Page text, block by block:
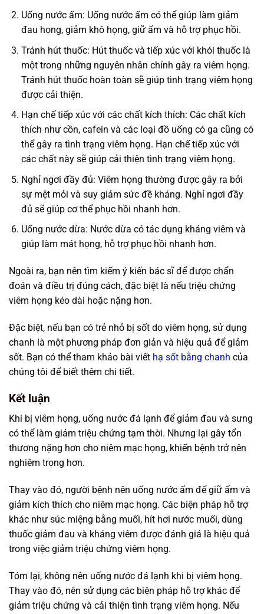
Uống nước ấm: Uống nước ấm có thể giúp làm giảm
đau họng, giảm khô họng, giữ ẩm và hỗ trợ phục hồi.
Tránh hút thuốc: Hút thuốc và tiếp xúc với khói thuốc là
một trong những nguyên nhân chính gây ra viêm họng.
Tránh hút thuốc hoàn toàn sẽ giúp tình trạng viêm họng
được cải thiện.
Hạn chế tiếp xúc với các chất kích thích: Các chất kích
thích như cồn, cafein và các loại đồ uống có ga cũng có
thể gây ra tình trạng viêm họng. Hạn chế tiếp xúc với
các chất này sẽ giúp cải thiện tình trạng viêm họng.
Nghỉ ngơi đầy đủ: Viêm họng thường được gây ra bởi
sự mệt mỏi và suy giảm sức đề kháng. Nghỉ ngơi đầy
đủ sẽ giúp cơ thể phục hồi nhanh hơn.
Uống nước dừa: Nước dừa có tác dụng kháng viêm và
giúp làm mát họng, hỗ trợ phục hồi nhanh hơn.
Ngoài ra, bạn nên tìm kiếm ý kiến ​​bác sĩ để được chẩn
đoán và điều trị đúng cách, đặc biệt là nếu triệu chứng
viêm họng kéo dài hoặc nặng hơn.
Đặc biệt, nếu bạn có trẻ nhỏ bị sốt do viêm họng, sử dụng
chanh là một phương pháp đơn giản và hiệu quả để giảm
sốt. Bạn có thể tham khảo bài viết hạ sốt bằng chanh của
chúng tôi để biết thêm chi tiết.
Kết luận
Khi bị viêm họng, uống nước đá lạnh để giảm đau và sưng
có thể làm giảm triệu chứng tạm thời. Nhưng lại gây tổn
thương nặng hơn cho niêm mạc họng, khiến bệnh trở nên
nghiêm trọng hơn.
Thay vào đó, người bệnh nên uống nước ấm để giữ ẩm và
giảm kích thích cho niêm mạc họng. Các biện pháp hỗ trợ
khác như súc miệng bằng muối, hít hơi nước muối, dùng
thuốc giảm đau và kháng viêm được đánh giá là hiệu quả
trong việc giảm triệu chứng viêm họng.
Tóm lại, không nên uống nước đá lạnh khi bị viêm họng.
Thay vào đó, nên sử dụng các biện pháp hỗ trợ khác để
giảm triệu chứng và cải thiện tình trạng viêm họng. Nếu